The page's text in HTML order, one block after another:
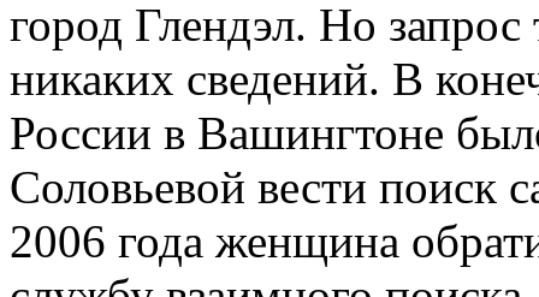
город Глендэл. Но запрос
никаких сведений. В
России в Вашингтоне
Соловьевой вести поиск
2006 года женщина